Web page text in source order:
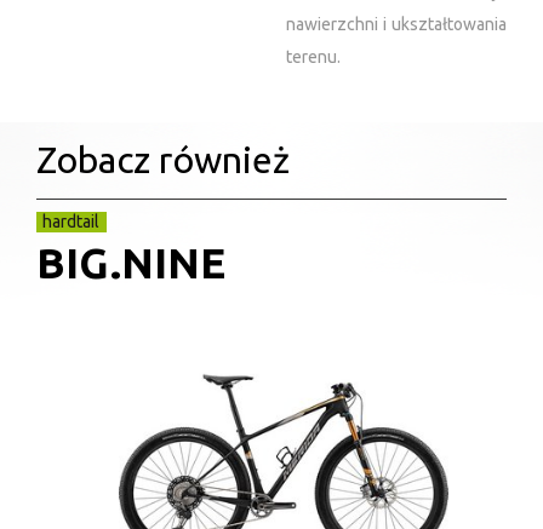
nawierzchni i ukształtowania
terenu.
Zobacz również
hardtail
BIG.NINE